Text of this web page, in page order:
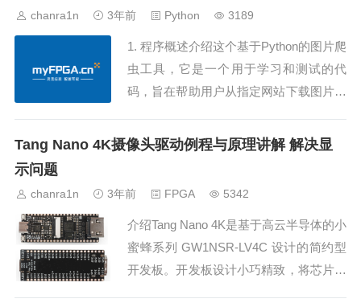
Sc...
chanra1n 3年前 Python 3189
1. 程序概述介绍这个基于Python的图片爬
虫工具，它是一个用于学习和测试的代
码，旨在帮助用户从指定网站下载图片。
eautifulSoup进行网页解析和内容提取。
置爬取深度，防止无限...
Tang Nano 4K摄像头驱动例程与原理讲解 解决显
示问题
chanra1n 3年前 FPGA 5342
介绍Tang Nano 4K是基于高云半导体的小
蜜蜂系列 GW1NSR-LV4C 设计的简约型
开发板。开发板设计小巧精致，将芯片的